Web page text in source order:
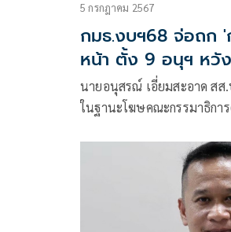
5 กรกฎาคม 2567
กมธ.งบฯ68 จ่อถก '
หน้า ตั้ง 9 อนุฯ หวั
นายอนุสรณ์ เอี่ยมสะอาด ส
ในฐานะโฆษคณะกรรมาธิกา
ปีงบประมาณ 2568 แถลงผล